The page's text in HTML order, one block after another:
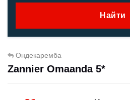
Найти
Ондекаремба
Zannier Omaanda 5*